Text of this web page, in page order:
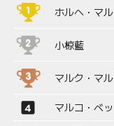
ホルヘ・マ
小椋藍
マルク・マ
マルコ・ベ